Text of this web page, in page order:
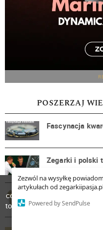
Zezwól na wysyłkę
artykułach od
Powered by SendPulse
POSZERZAJ
Fascynacja
Zegarki i polski
W celu poprawienia
cookies. Pozostanie na
to, że pliki cookies będą